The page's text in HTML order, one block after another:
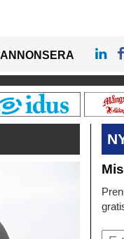
ANNONSERA